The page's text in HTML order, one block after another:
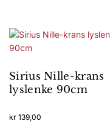
Sirius Nille-krans
lyslenke 90cm
kr 139,00